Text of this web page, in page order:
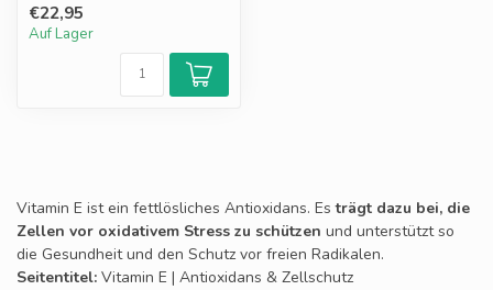
oxidati...
€22,95
Auf Lager
Vitamin E ist ein fettlösliches Antioxidans. Esträgt dazu bei, die
Zellen vor oxidativem Stress zu schützen und unterstützt so
die Gesundheit und den Schutz vor freien Radikalen.
Seitentitel: Vitamin E | Antioxidans & Zellschutz